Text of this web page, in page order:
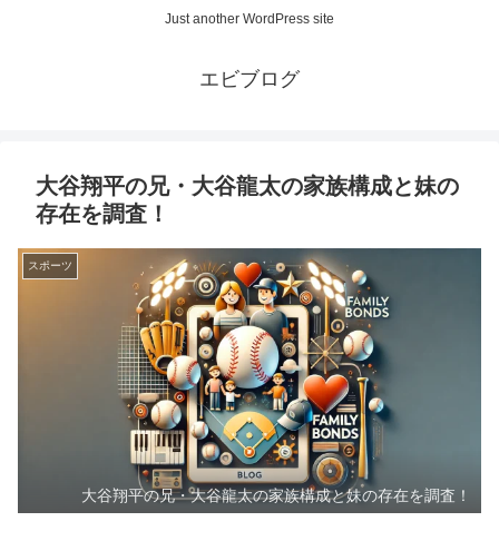
Just another WordPress site
エビブログ
大谷翔平の兄・大谷龍太の家族構成と妹の
存在を調査！
スポーツ
大谷翔平の兄・大谷龍太の家族構成と妹の存在を調査！